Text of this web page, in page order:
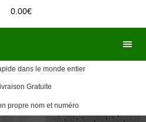
0.00€
dans le monde entier
Gratuite
propre nom et numéro